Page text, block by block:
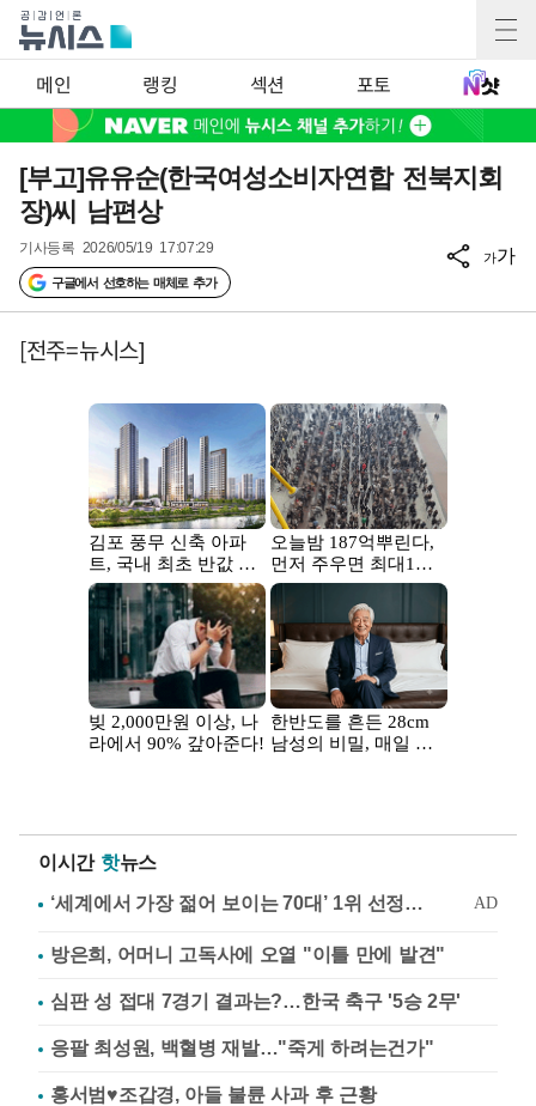
메인 랭킹 섹션 포토
[부고]유유순(한국여성소비자연합 전북지회
장)씨 남편상
기사등록 2026/05/19 17:07:29
구글에서 선호하는 매체로 추가
가가
[전주=뉴시스]
이시간 핫뉴스
방은희, 어머니 고독사에 오열 "이틀 만에 발견"
심판 성 접대 7경기 결과는?…한국 축구 '5승 2무'
응팔 최성원, 백혈병 재발…"죽게 하려는건가"
홍서범♥조갑경, 아들 불륜 사과 후 근황